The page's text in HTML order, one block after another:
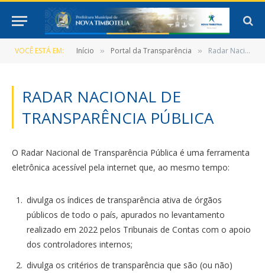
VOCÊ ESTÁ EM: Início » Portal da Transparência » Radar Nacional de Transparência Pública
RADAR NACIONAL DE
TRANSPARÊNCIA PÚBLICA
O Radar Nacional de Transparência Pública é uma ferramenta
eletrônica acessível pela internet que, ao mesmo tempo:
divulga os índices de transparência ativa de órgãos
públicos de todo o país, apurados no levantamento
realizado em 2022 pelos Tribunais de Contas com o apoio
dos controladores internos;
divulga os critérios de transparência que são (ou não)